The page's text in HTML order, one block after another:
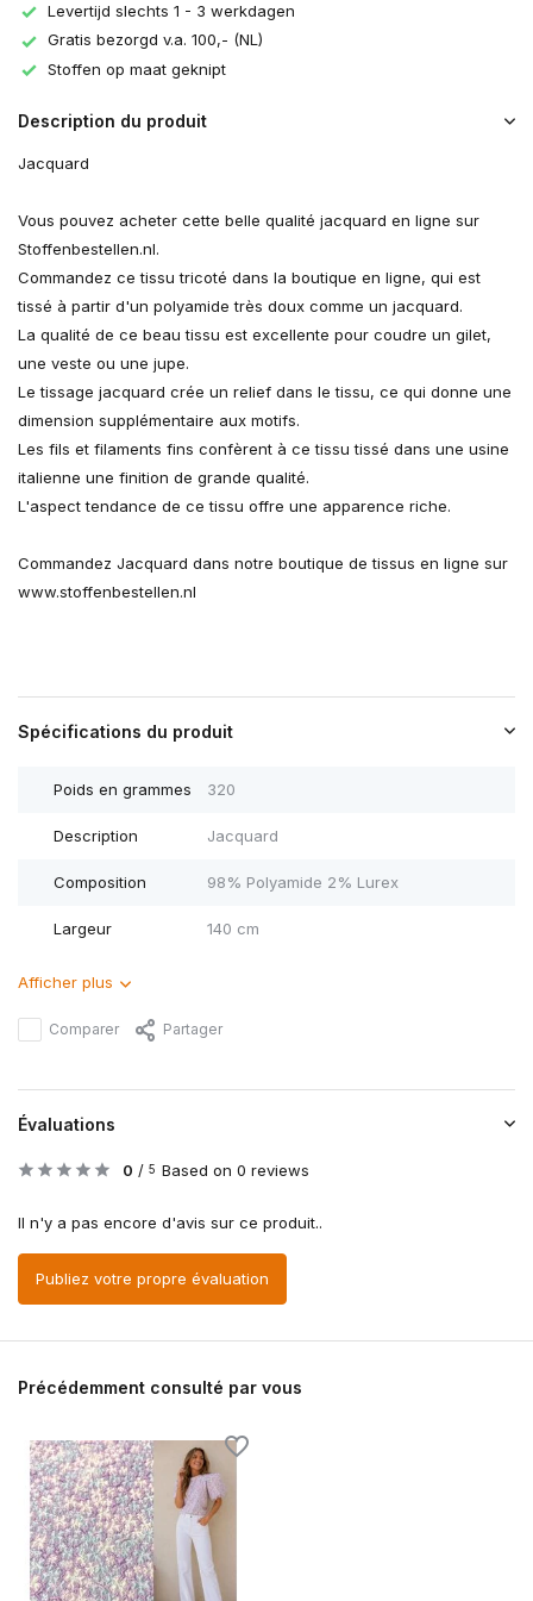
Levertijd slechts 1 - 3 werkdagen
Gratis bezorgd v.a. 100,- (NL)
Stoffen op maat geknipt
Description du produit
Jacquard
Vous pouvez acheter cette belle qualité jacquard en ligne sur
Stoffenbestellen.nl.
Commandez ce tissu tricoté dans la boutique en ligne, qui est
tissé à partir d'un polyamide très doux comme un jacquard.
La qualité de ce beau tissu est excellente pour coudre un gilet,
une veste ou une jupe.
Le tissage jacquard crée un relief dans le tissu, ce qui donne une
dimension supplémentaire aux motifs.
Les fils et filaments fins confèrent à ce tissu tissé dans une usine
italienne une finition de grande qualité.
L'aspect tendance de ce tissu offre une apparence riche.
Commandez Jacquard dans notre boutique de tissus en ligne sur
www.stoffenbestellen.nl
Spécifications du produit
Poids en grammes 320
Description Jacquard
Composition 98% Polyamide 2% Lurex
Largeur 140 cm
Afficher plus
Comparer Partager
Évaluations
0 / 5 Based on 0 reviews
Il n'y a pas encore d'avis sur ce produit..
Publiez votre propre évaluation
Précédemment consulté par vous